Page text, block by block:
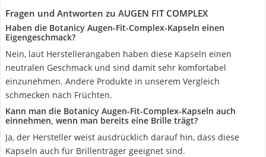
Fragen und Antworten zu AUGEN FIT COMPLEX
Haben die Botanicy Augen-Fit-Complex-Kapseln einen
Eigengeschmack?
Nein, laut Herstellerangaben haben diese Kapseln einen
neutralen Geschmack und sind damit sehr komfortabel
einzunehmen. Andere Produkte in unserem Vergleich
schmecken nach Früchten.
Kann man die Botanicy Augen-Fit-Complex-Kapseln auch
einnehmen, wenn man bereits eine Brille trägt?
Ja, der Hersteller weist ausdrücklich darauf hin, dass diese
Kapseln auch für Brillenträger geeignet sind.